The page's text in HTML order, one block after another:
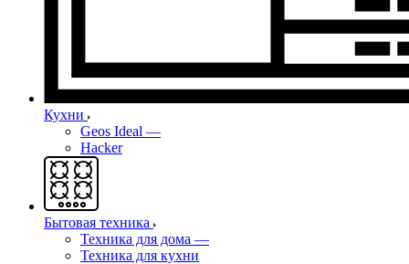
Кухни
Geos Ideal —
Hacker
Бытовая техника
Техника для дома —
Техника для кухни